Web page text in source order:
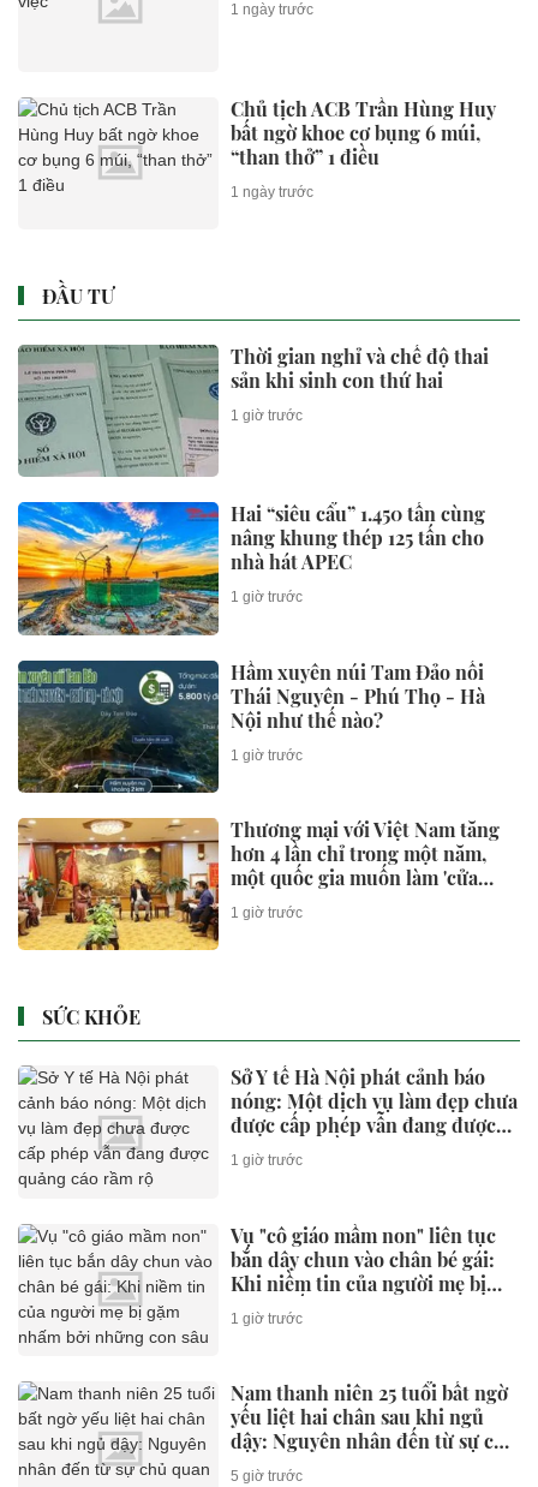
1 ngày trước
Chủ tịch ACB Trần Hùng Huy
bất ngờ khoe cơ bụng 6 múi,
“than thở” 1 điều
1 ngày trước
ĐẦU TƯ
Thời gian nghỉ và chế độ thai
sản khi sinh con thứ hai
1 giờ trước
Hai “siêu cẩu” 1.450 tấn cùng
nâng khung thép 125 tấn cho
nhà hát APEC
1 giờ trước
Hầm xuyên núi Tam Đảo nối
Thái Nguyên - Phú Thọ - Hà
Nội như thế nào?
1 giờ trước
Thương mại với Việt Nam tăng
hơn 4 lần chỉ trong một năm,
một quốc gia muốn làm 'cửa
ngõ' cho doanh nghiệp Việt
bước vào thị trường 1,4 tỷ người
1 giờ trước
SỨC KHỎE
Sở Y tế Hà Nội phát cảnh báo
nóng: Một dịch vụ làm đẹp chưa
được cấp phép vẫn đang được
quảng cáo rầm rộ
1 giờ trước
Vụ "cô giáo mầm non" liên tục
bắn dây chun vào chân bé gái:
Khi niềm tin của người mẹ bị
gặm nhấm bởi những con sâu
mọt
1 giờ trước
Nam thanh niên 25 tuổi bất ngờ
yếu liệt hai chân sau khi ngủ
dậy: Nguyên nhân đến từ sự chủ
quan
5 giờ trước